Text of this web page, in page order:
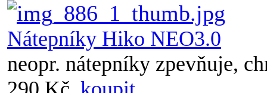
Nátepníky Hiko NEO3.0
neopr. nátepníky zpevňuje,